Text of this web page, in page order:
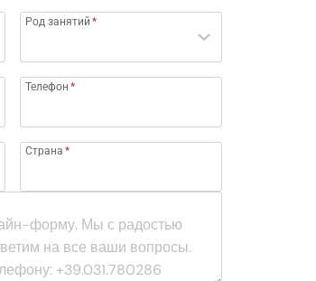
Род занятий *
Телефон *
Страна *